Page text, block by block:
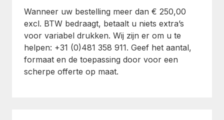
Wanneer uw bestelling meer dan € 250,00
excl. BTW bedraagt, betaalt u niets extra’s
voor variabel drukken. Wij zijn er om u te
helpen: +31 (0)481 358 911. Geef het aantal,
formaat en de toepassing door voor een
scherpe offerte op maat.